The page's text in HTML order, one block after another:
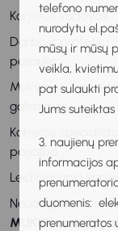
telefono
nurodytu
mūsų ir mūsų
veikla,
pat sulaukti
Jums
3. naujienų
informacijos
duomenis:
prenumeratos
Karjeros vadovas
Darbo ir profesijų
pasaulis
Mokymosi ir
galimybės
Karjeros specialisto
pagalba
Leidiniai apie
Naudingos
MUKIS remia ir